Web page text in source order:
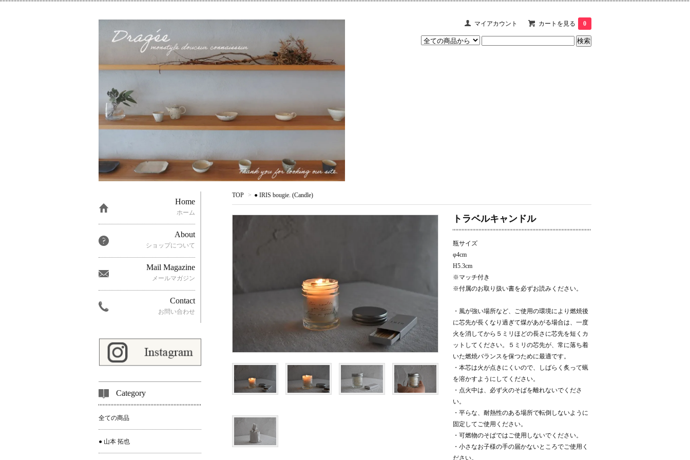
マイアカウント カートを見る 0
TOP > ● IRIS bougie. (Candle)
トラベルキャンドル
瓶サイズ
φ4cm
H5.3cm
※マッチ付き
※付属のお取り扱い書を必ずお読みください。
・風が強い場所など、ご使用の環境により燃焼後
に芯先が長くなり過ぎて煤があがる場合は、一度
火を消してから５ミリほどの長さに芯先を短くカ
ットしてください。５ミリの芯先が、常に落ち着
いた燃焼バランスを保つために最適です。
・本芯は火が点きにくいので、しばらく炙って蝋
を溶かすようにしてください。
・点火中は、必ず火のそばを離れないでくださ
い。
・平らな、耐熱性のある場所で転倒しないように
固定してご使用ください。
・可燃物のそばではご使用しないでください。
・小さなお子様の手の届かないところでご使用く
ださい。
Home
ホーム
About
ショップについて
Mail Magazine
メールマガジン
Contact
お問い合わせ
Category
全ての商品
● 山本 拓也